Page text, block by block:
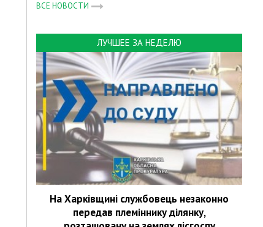
ВСЕ НОВОСТИ
ЛУЧШЕЕ ЗА НЕДЕЛЮ
На Харківщині службовець незаконно
передав племіннику ділянку,